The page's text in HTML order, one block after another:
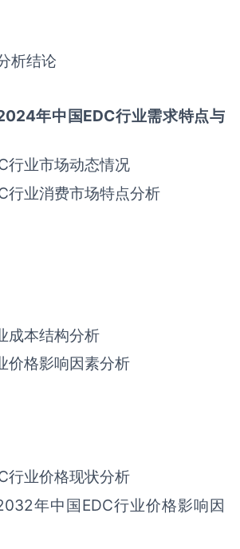
析结论
年中国EDC行业需求特点与
行业市场动态情况
行业消费市场特点分析
成本结构分析
价格影响因素分析
行业价格现状分析
年中国‌‌EDC‌‌行业价格影响因